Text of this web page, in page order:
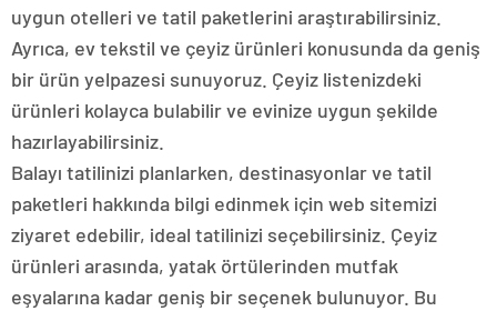
uygun otelleri ve tatil paketlerini araştırabilirsiniz.
Ayrıca, ev tekstil ve çeyiz ürünleri konusunda da geniş
bir ürün yelpazesi sunuyoruz. Çeyiz listenizdeki
ürünleri kolayca bulabilir ve evinize uygun şekilde
hazırlayabilirsiniz.
Balayı tatilinizi planlarken, destinasyonlar ve tatil
paketleri hakkında bilgi edinmek için web sitemizi
ziyaret edebilir, ideal tatilinizi seçebilirsiniz. Çeyiz
ürünleri arasında, yatak örtülerinden mutfak
eşyalarına kadar geniş bir seçenek bulunuyor. Bu